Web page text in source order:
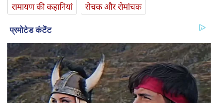
रामायण की कहानियां
रोचक और रोमांचक